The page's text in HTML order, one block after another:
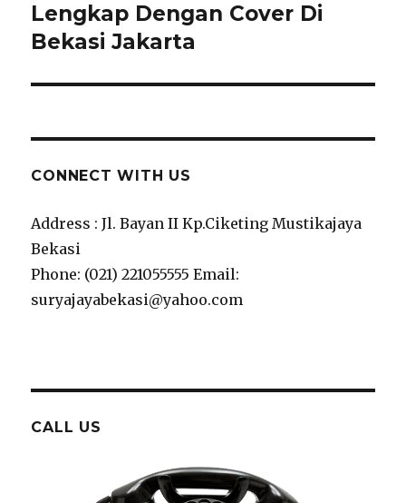
post:
Lengkap Dengan Cover Di
Bekasi Jakarta
CONNECT WITH US
Address : Jl. Bayan II Kp.Ciketing Mustikajaya
Bekasi
Phone: (021) 221055555 Email:
suryajayabekasi@yahoo.com
CALL US